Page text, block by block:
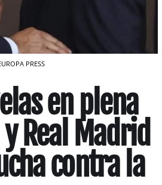
PRESS
en plena
Real Madrid
contra la